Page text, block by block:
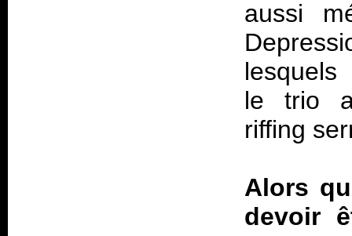
aussi
lesquels
le trio
riffing
Alors
devoir